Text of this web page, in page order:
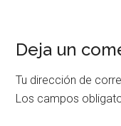
Deja un
Tu dirección de
Los campos